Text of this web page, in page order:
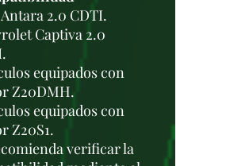
2.0 CDTI.
Captiva 2.0
equipados con
Z20DMH.
equipados con
Z20S1.
verificar la